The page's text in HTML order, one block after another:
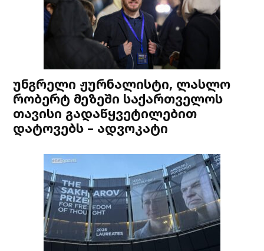
უნგრელი ჟურნალისტი, ლასლო
რობერტ მეზეში საქართველოს
თავისი გადაწყვეტილებით
დატოვებს – ადვოკატი